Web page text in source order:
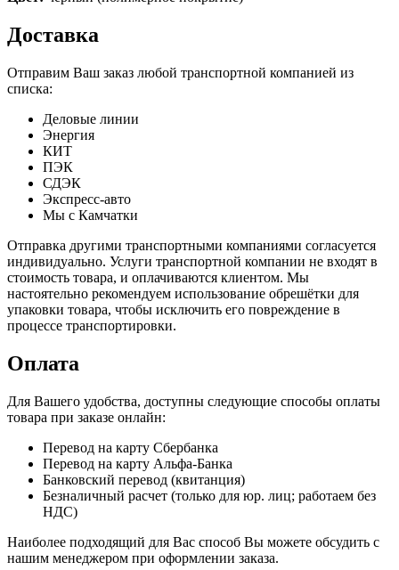
Доставка
Отправим Ваш заказ любой транспортной компанией из
списка:
Деловые линии
Энергия
КИТ
ПЭК
СДЭК
Экспресс-авто
Мы с Камчатки
Отправка другими транспортными компаниями согласуется
индивидуально. Услуги транспортной компании не входят в
стоимость товара, и оплачиваются клиентом. Мы
настоятельно рекомендуем использование обрешётки для
упаковки товара, чтобы исключить его повреждение в
процессе транспортировки.
Оплата
Для Вашего удобства, доступны следующие способы оплаты
товара при заказе онлайн:
Перевод на карту Сбербанка
Перевод на карту Альфа-Банка
Банковский перевод (квитанция)
Безналичный расчет (только для юр. лиц; работаем без
НДС)
Наиболее подходящий для Вас способ Вы можете обсудить с
нашим менеджером при оформлении заказа.